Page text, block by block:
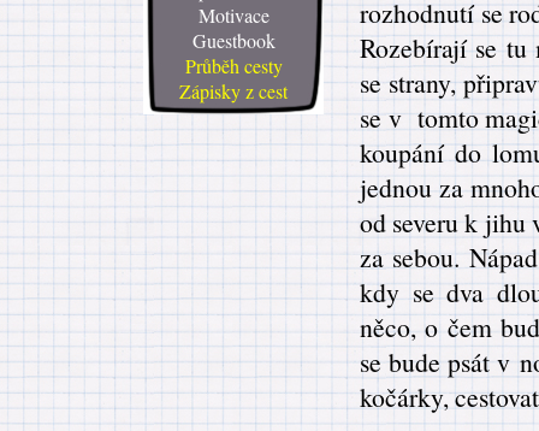
Motivace
Guestbook
Průběh cesty
Zápisky z cest
rozhodnutí se
Rozebírají se tu
se strany,
se v tomto
koupání do
jednou za
od severu k jihu
za sebou.
kdy se dva
něco, o čem
se bude psát v
kočárky,